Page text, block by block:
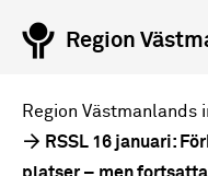
Region
Region Västmanlands
RSSL 16 januari: